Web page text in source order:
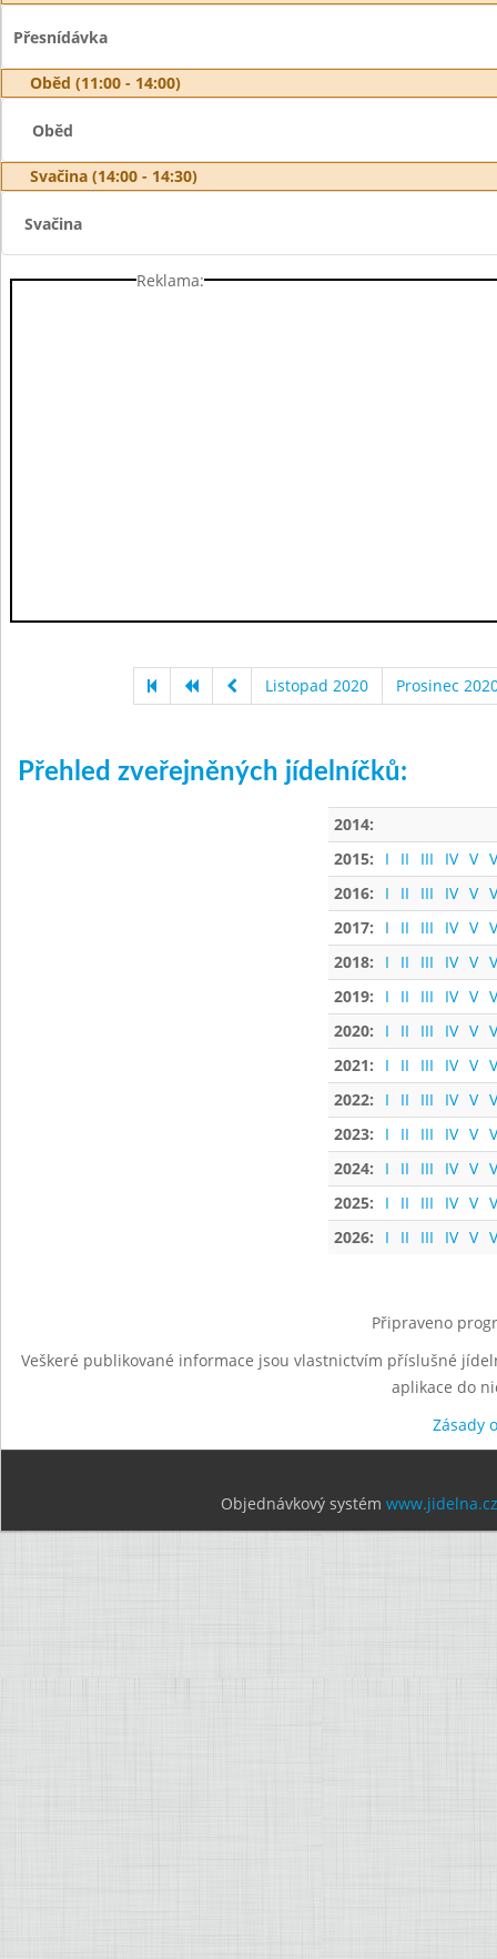
Přesnídávka
Oběd (11:00 - 14:00)
Oběd
Svačina (14:00 - 14:30)
Svačina
Reklama:
Listopad 2020 Prosinec
Přehled zveřejněných jídelníčků:
2014:
2015:
I II III IV V
2016:
I II III IV V
2017:
I II III IV V
2018:
I II III IV V
2019:
I II III IV V
2020:
I II III IV V
2021:
I II III IV V
2022:
I II III IV V
2023:
I II III IV V
2024:
I II III IV V
2025:
I II III IV V
2026:
I II III IV V
Připraveno
Veškeré publikované informace jsou vlastnictvím příslušné
aplikace do
Zásady
Objednávkový systém www.jidelna.cz